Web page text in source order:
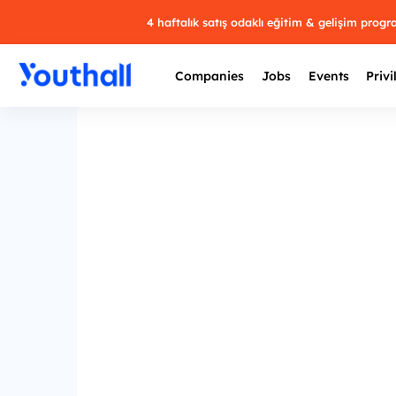
4 haftalık satış odaklı eğitim & gelişim
Companies Jobs Events